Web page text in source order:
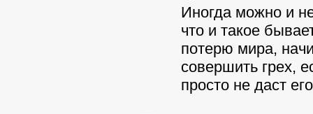
Иногда можно и
что и такое
потерю мира,
совершить грех,
просто не даст